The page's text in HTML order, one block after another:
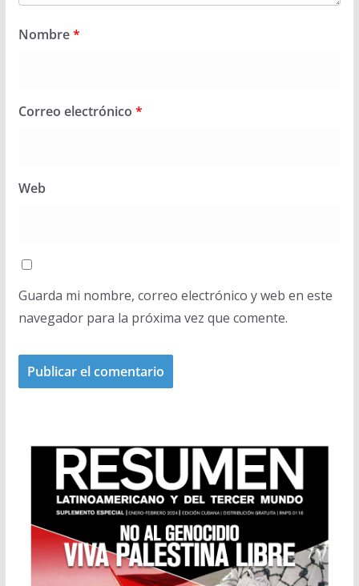
Nombre*
Correo electrónico *
Web
Guarda mi nombre, correo electrónico y web en este
navegador para la próxima vez que comente.